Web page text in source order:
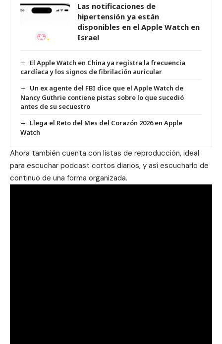
Las notificaciones de
hipertensión ya están
disponibles en el Apple Watch en
Israel
El Apple Watch en China ya registra la frecuencia
cardíaca y los signos de fibrilación auricular
Un ex agente del FBI dice que el Apple Watch de
Nancy Guthrie contiene pistas sobre lo que sucedió
antes de su secuestro
Llega el Reto del Mes del Corazón 2026 en Apple
Watch
Ahora también cuenta con listas de reproducción, ideal
para escuchar podcast cortos diarios, y así escucharlo de
continuo de una forma organizada.